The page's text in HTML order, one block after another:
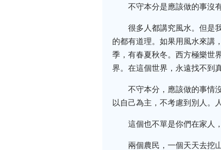
不守本分是應該做的事沒
很多人都講究風水。但是
的都有道理。如果用風水來講
季，有春夏秋冬。西方極樂世
界。在這個世界，永遠找不到
不守本分，應該做的事情
以自己為主，不考慮到別人。
這個也不單是你們在家人
兩個農民，一個天天去挖